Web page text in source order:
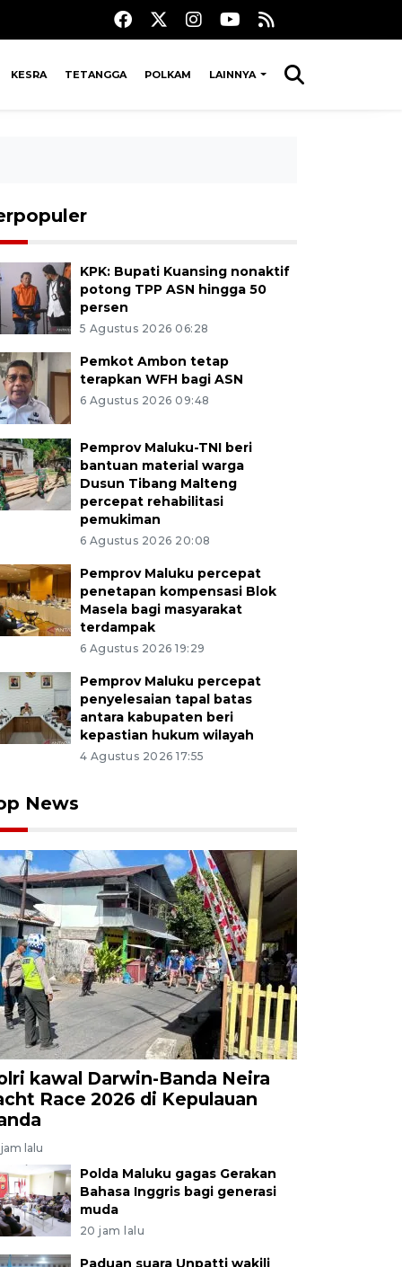
KESRA TETANGGA POLKAM LAINNYA
KPK: Bupati Kuansing nonaktif
potong TPP ASN hingga 50
persen
5 Agustus 2026 06:28
Pemkot Ambon tetap
terapkan WFH bagi ASN
6 Agustus 2026 09:48
Pemprov Maluku-TNI beri
bantuan material warga
Dusun Tibang Malteng
percepat rehabilitasi
pemukiman
6 Agustus 2026 20:08
Pemprov Maluku percepat
penetapan kompensasi Blok
Masela bagi masyarakat
terdampak
6 Agustus 2026 19:29
Pemprov Maluku percepat
penyelesaian tapal batas
antara kabupaten beri
kepastian hukum wilayah
4 Agustus 2026 17:55
News
kawal Darwin-Banda Neira
Race 2026 di Kepulauan
lalu
Polda Maluku gagas Gerakan
Bahasa Inggris bagi generasi
muda
20 jam lalu
Paduan suara Unpatti wakili